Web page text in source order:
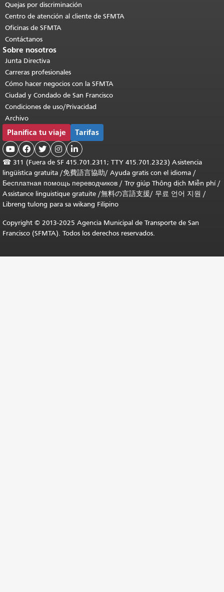
Quejas por discriminación
Centro de atención al cliente de SFMTA
Oficinas de SFMTA
Contáctanos
Sobre nosotros
Junta Directiva
Carreras profesionales
Cómo hacer negocios con la SFMTA
Ciudad y Condado de San Francisco
Condiciones de uso/Privacidad
Archivo
Planifica tu viaje Tarifas
    
☎ 311 (Fuera de SF 415.701.2311; TTY 415.701.2323) Asistencia
lingüística gratuita /免費語言協助/ Ayuda gratis con el idioma /
Бесплатная помощь переводчиков / Trợ giúp Thông dịch Miễn phí/
Assistance linguistique gratuite /無料の言語支援/ 무료 언어 지원 /
Libreng tulong para sa wikang Filipino
Copyright © 2013-2025 Agencia Municipal de Transporte de San
Francisco (SFMTA). Todos los derechos reservados.